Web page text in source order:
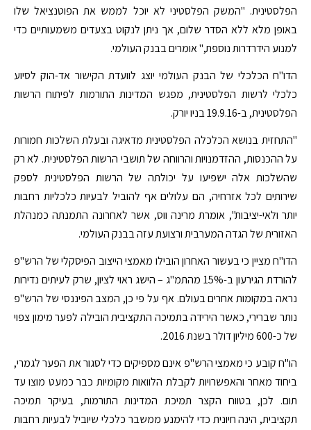
הפלסטינית. "המשק הפלסטיני לא יוכל לממש את הפוטנציאל שלו
באופן מלא ללא הסדר שלום, אך ניתן לנקוט בצעדים משמעותיים כדי
למנוע הידרדרות נוספת," אומרים בבנק העולמי.
הדו"ח הכלכלי של הבנק העולמי יוצג לוועדת הקישור אד-הוק לסיוע
כלכלי לרשות הפלסטינית, מפגש המדינות התורמות לפיתוח הרשות
הפלסטינית, ב-19.9.16 בניו יורק.
"התחזית בנושא הכלכלה הפלסטינית מדאיגה ובעלת השלכות חמורות
על ההכנסות, ההזדמנויות והרווחה של תושבי הרשות הפלסטינית. לא רק
שהשלכות אלה ישפיעו על יכולתה של הרשות הפלסטינית לספק
שירותים לכל אזרחיה, הם עלולים אף להוביל לבעיות כלכליות רחבות
יותר ולאי-יציבות", אומרת מרינה ווס, אשר לאחרונה התמנתה כמנהלת
האזורית של הגדה המערבית ורצועת עזה בבנק העולמי.
הדו"ח מציין כי בעשור האחרון הובילו מאמצי הייצוב הפיסקלי של הרש"פ
להורדת הגירעון ב-15% מהתמ"ג – הישג ראוי לציון, שרק לעיתים נדירות
נראה במקומות אחרים בעולם. אף על פי כן, המצב הפיננסי של הרש"פ
נותר שברירי, כאשר הירידה בתמיכה התקציבית הובילה לפער מימון צפוי
של כ-600 מיליון דולר בשנת 2016.
הו"ח קובע כי מאמצי הרש"פ אינם מספיקים כדי לסגור את הפער לגמרי,
ביחוד מאחר והאפשרויות לקבלת הלוואות מקומיות כבר כמעט מוצו עד
תום. לכן, בטווח הקצר תמיכת המדינות התורמות, בעיקר תמיכה
תקציבית, הינה חיונית כדי להימנע ממשבר כלכלי שיוביל לבעיות רחבות